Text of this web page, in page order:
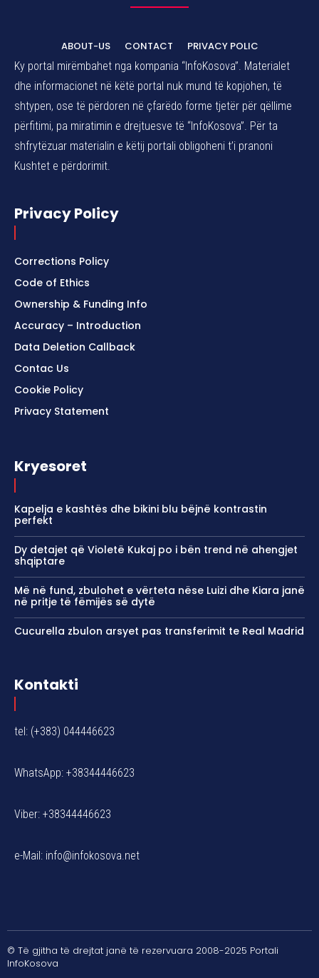
ABOUT-US CONTACT
PRIVACY POLIC
Ky portal mirëmbahet nga kompania “InfoKosova”. Materialet
dhe informacionet në këtë portal nuk mund të kopjohen, të
shtypen, ose të përdoren në çfarëdo forme tjetër për qëllime
përfitimi, pa miratimin e drejtuesve të “InfoKosova”. Për ta
shfrytëzuar materialin e këtij portali obligoheni t’i pranoni
Kushtet e përdorimit.
Privacy Policy
Corrections Policy
Code of Ethics
Ownership & Funding Info
Accuracy – Introduction
Data Deletion Callback
Contac Us
Cookie Policy
Privacy Statement
Kryesoret
Kapelja e kashtës dhe bikini blu bëjnë kontrastin
perfekt
Dy detajet që Violetë Kukaj po i bën trend në ahengjet
shqiptare
Më në fund, zbulohet e vërteta nëse Luizi dhe Kiara janë
në pritje të fëmijës së dytë
Cucurella zbulon arsyet pas transferimit te Real Madrid
Kontakti
tel: (+383) 044446623
WhatsApp: +38344446623
Viber: +38344446623
e-Mail: info@infokosova.net
© Të gjitha të drejtat janë të rezervuara 2008-2025 Portali
InfoKosova